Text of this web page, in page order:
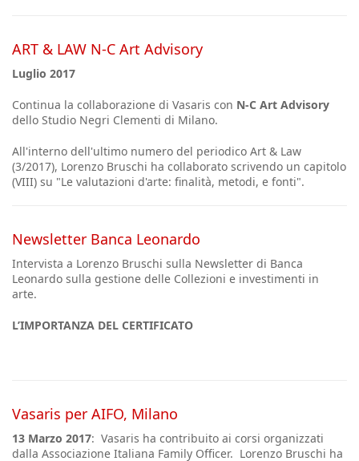
ART & LAW N-C Art Advisory
Luglio 2017
Continua la collaborazione di Vasaris con N-C Art Advisory
dello Studio Negri Clementi di Milano.
All'interno dell'ultimo numero del periodico Art & Law
(3/2017), Lorenzo Bruschi ha collaborato scrivendo un capitolo
(VIII) su "Le valutazioni d'arte: finalità, metodi, e fonti".
Newsletter Banca Leonardo
Intervista a Lorenzo Bruschi sulla Newsletter di Banca
Leonardo sulla gestione delle Collezioni e investimenti in
arte.
L’IMPORTANZA DEL CERTIFICATO
Vasaris per AIFO, Milano
13 Marzo 2017: Vasaris ha contribuito ai corsi organizzati
dalla Associazione Italiana Family Officer. Lorenzo Bruschi ha